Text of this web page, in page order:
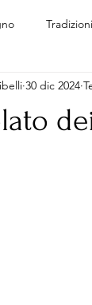
30 dic 2024